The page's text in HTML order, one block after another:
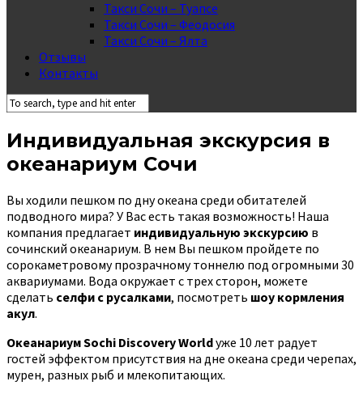
Такси Сочи – Туапсе
Такси Сочи – Феодосия
Такси Сочи – Ялта
Отзывы
Контакты
Индивидуальная экскурсия в
океанариум Сочи
Вы ходили пешком по дну океана среди обитателей
подводного мира? У Вас есть такая возможность! Наша
компания предлагает индивидуальную экскурсию в
сочинский океанариум. В нем Вы пешком пройдете по
сорокаметровому прозрачному тоннелю под огромными 30
аквариумами. Вода окружает с трех сторон, можете
сделать селфи с русалками, посмотреть шоу кормления
акул.
Океанариум Sochi Discovery Worldуже 10 лет радует
гостей эффектом присутствия на дне океана среди черепах,
мурен, разных рыб и млекопитающих.